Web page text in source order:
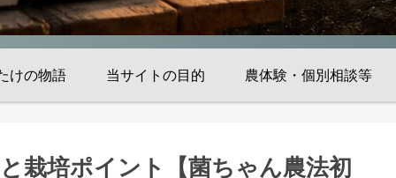
けの物語 当サイトの目的 農体験・個別相談等
栽培ポイント【菌ちゃん農法初